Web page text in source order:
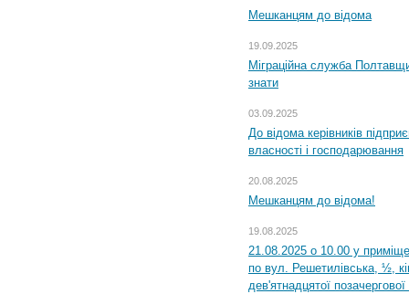
Мешканцям до відома
19.09.2025
Міграційна служба
знати
03.09.2025
До відома керівників
власності і господарювання
20.08.2025
Мешканцям до відома!
19.08.2025
21.08.2025 о 10.00 у
по вул. Решетилівська, ½,
дев'ятнадцятої